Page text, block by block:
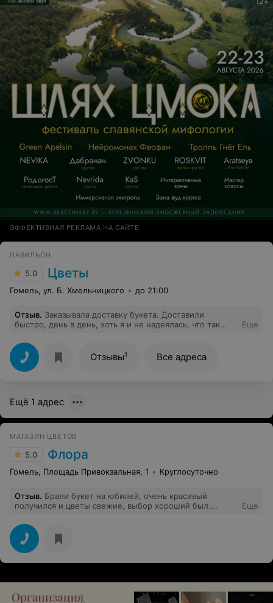
ЭФФЕКТИВНАЯ РЕКЛАМА НА САЙТЕ
ПАВИЛЬОН
5.0 Цветы
Гомель, ул. Б. Хмельницкого до 21:00
Отзыв. Заказывала доставку букета. Доставили
быстро, день в день, хоть я и не надеялась, что так
именинницу от себя лично красивыми словами!
Создала ей прекрасное настроение! Спасибо!
Еще
Отзывы1 Все адреса
Ещё 1 адрес
МАГАЗИН ЦВЕТОВ
5.0 Флора
Гомель, Площадь Привокзальная, 1 Круглосуточно
Отзыв. Брали букет на юбилей, очень красивый
получился и цветы свежие, выбор хороший был.
Еще